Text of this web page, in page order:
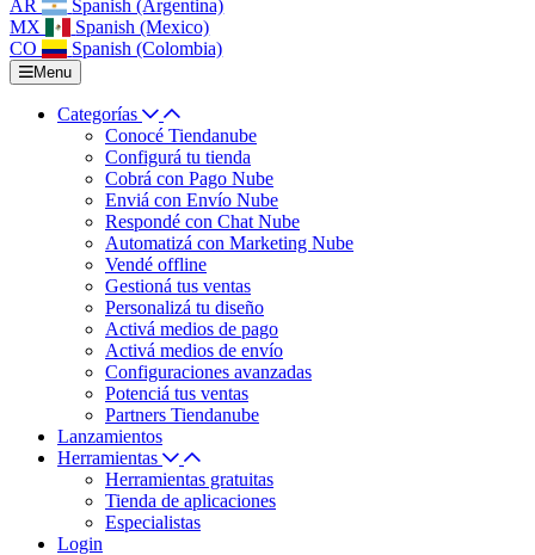
AR
Spanish (Argentina)
MX
Spanish (Mexico)
CO
Spanish (Colombia)
Menu
Categorías
Conocé Tiendanube
Configurá tu tienda
Cobrá con Pago Nube
Enviá con Envío Nube
Respondé con Chat Nube
Automatizá con Marketing Nube
Vendé offline
Gestioná tus ventas
Personalizá tu diseño
Activá medios de pago
Activá medios de envío
Configuraciones avanzadas
Potenciá tus ventas
Partners Tiendanube
Lanzamientos
Herramientas
Herramientas gratuitas
Tienda de aplicaciones
Especialistas
Login